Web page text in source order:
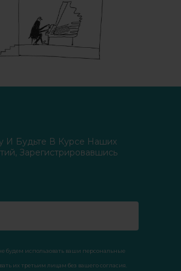
И Будьте В Курсе Наших
Зарегистрировавшись
будем использовать ваши персональные
их третьим лицам без вашего согласия.